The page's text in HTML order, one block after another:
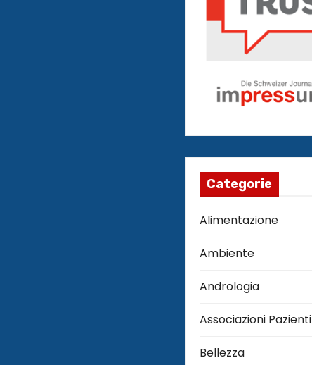
Categorie
Alimentazione
Ambiente
Andrologia
Associazioni Pazienti
Bellezza